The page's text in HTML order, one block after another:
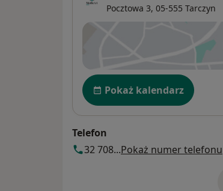
Pocztowa 3, 05-555 Tarczyn
Dostępność
Pokaż kalendarz
Telefon
32 708...Pokaż numer telefonu